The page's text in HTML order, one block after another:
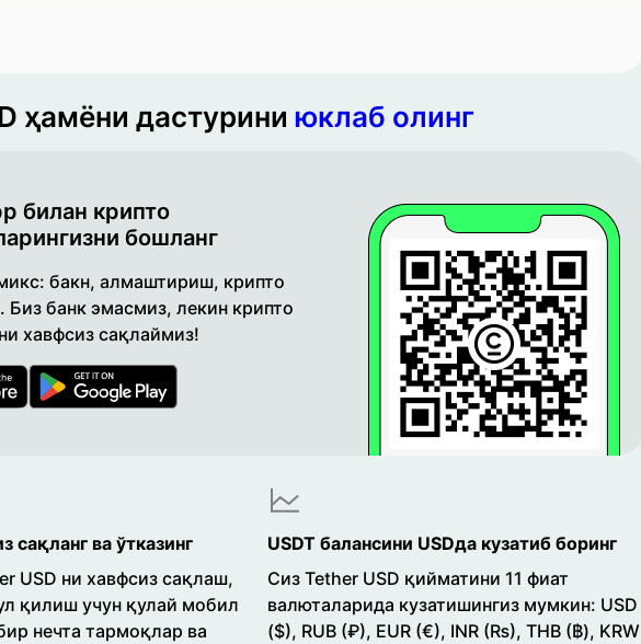
ҳамёни дастурини юклаб олинг
билан крипто
бошланг
бакн, алмаштириш, крипто
Биз банк эмасмиз, лекин крипто
хавфсиз сақлаймиз!
сақланг ва ўтказинг
USD ни хавфсиз сақлаш,
қилиш учун қулай мобил
нечта тармоқлар ва
USDT балансини USDда кузатиб боринг
Сиз Tether USD қийматини 11 фиат
валюталарида кузатишингиз мумкин: USD
($), RUB (₽), EUR (€), INR (₨), THB (฿), KRW